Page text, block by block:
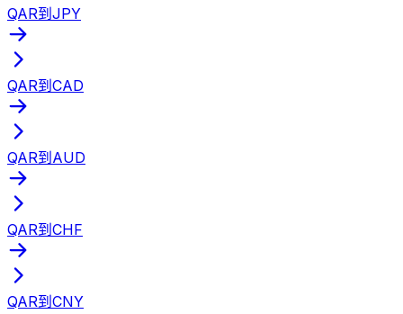
QAR到JPY
QAR到CAD
QAR到AUD
QAR到CHF
QAR到CNY